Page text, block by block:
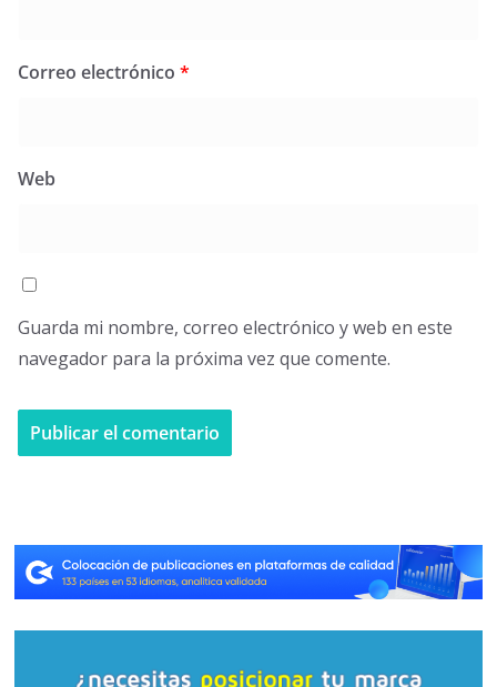
Correo electrónico *
Web
Guarda mi nombre, correo electrónico y web en este
navegador para la próxima vez que comente.